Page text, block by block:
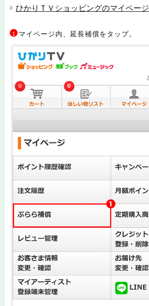
ひかりＴＶショッピングのマイページ
1 マイページ内、延長補償をタップ。